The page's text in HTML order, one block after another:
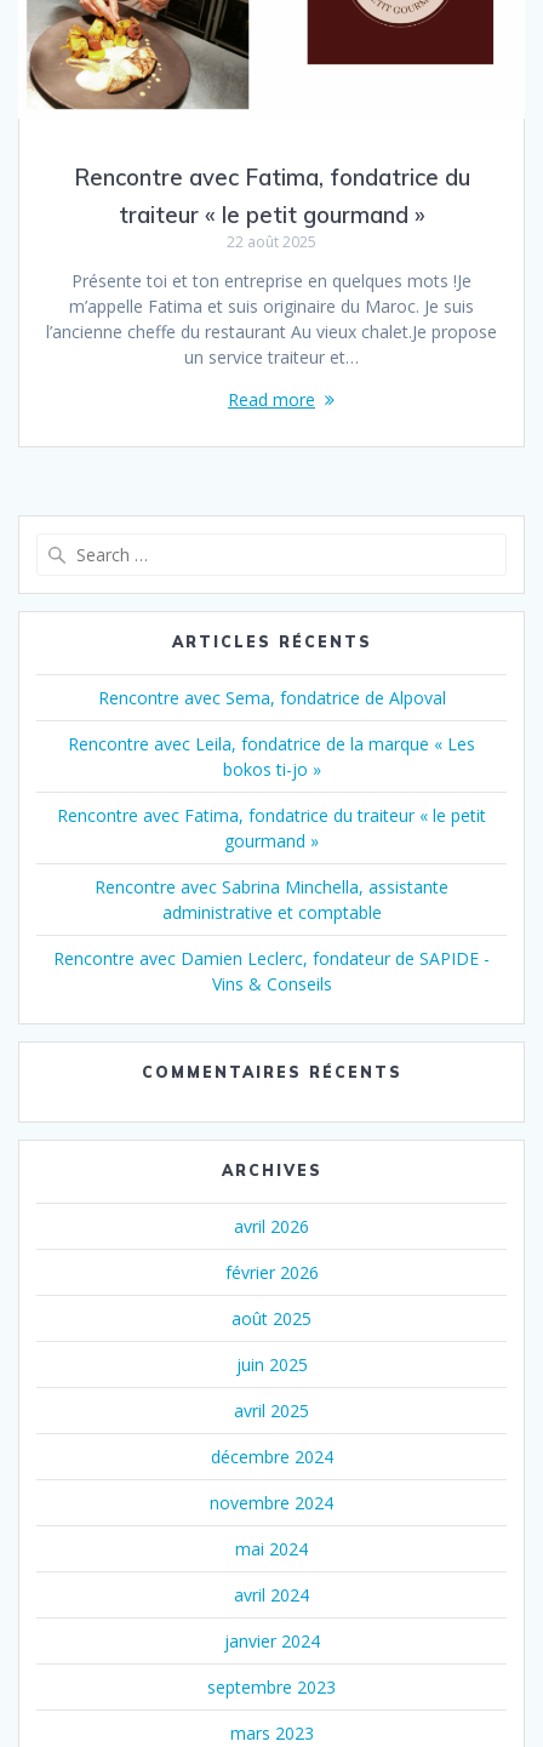
Rencontre avec Fatima, fondatrice du
traiteur « le petit gourmand »
22 août 2025
Présente toi et ton entreprise en quelques mots !Je
m’appelle Fatima et suis originaire du Maroc. Je suis
l’ancienne cheffe du restaurant Au vieux chalet.Je propose
un service traiteur et…
Read more
ARTICLES RÉCENTS
Rencontre avec Sema, fondatrice de Alpoval
Rencontre avec Leila, fondatrice de la marque « Les
bokos ti-jo »
Rencontre avec Fatima, fondatrice du traiteur « le petit
gourmand »
Rencontre avec Sabrina Minchella, assistante
administrative et comptable
Rencontre avec Damien Leclerc, fondateur de SAPIDE -
Vins & Conseils
COMMENTAIRES RÉCENTS
ARCHIVES
avril 2026
février 2026
août 2025
juin 2025
avril 2025
décembre 2024
novembre 2024
mai 2024
avril 2024
janvier 2024
septembre 2023
mars 2023